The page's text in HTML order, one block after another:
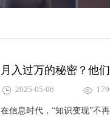
月入过万的秘密？他
2025-05-06
在信息时代，“知识变现”不